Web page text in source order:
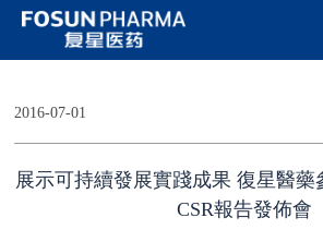
2016-07-01
展示可持續發展實踐成果 復星醫藥
CSR報告發佈會